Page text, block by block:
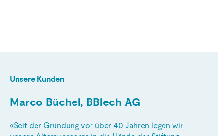
Unsere Kunden
Marco Büchel, BBlech AG
«Seit der Gründung vor über 40 Jahren legen wir